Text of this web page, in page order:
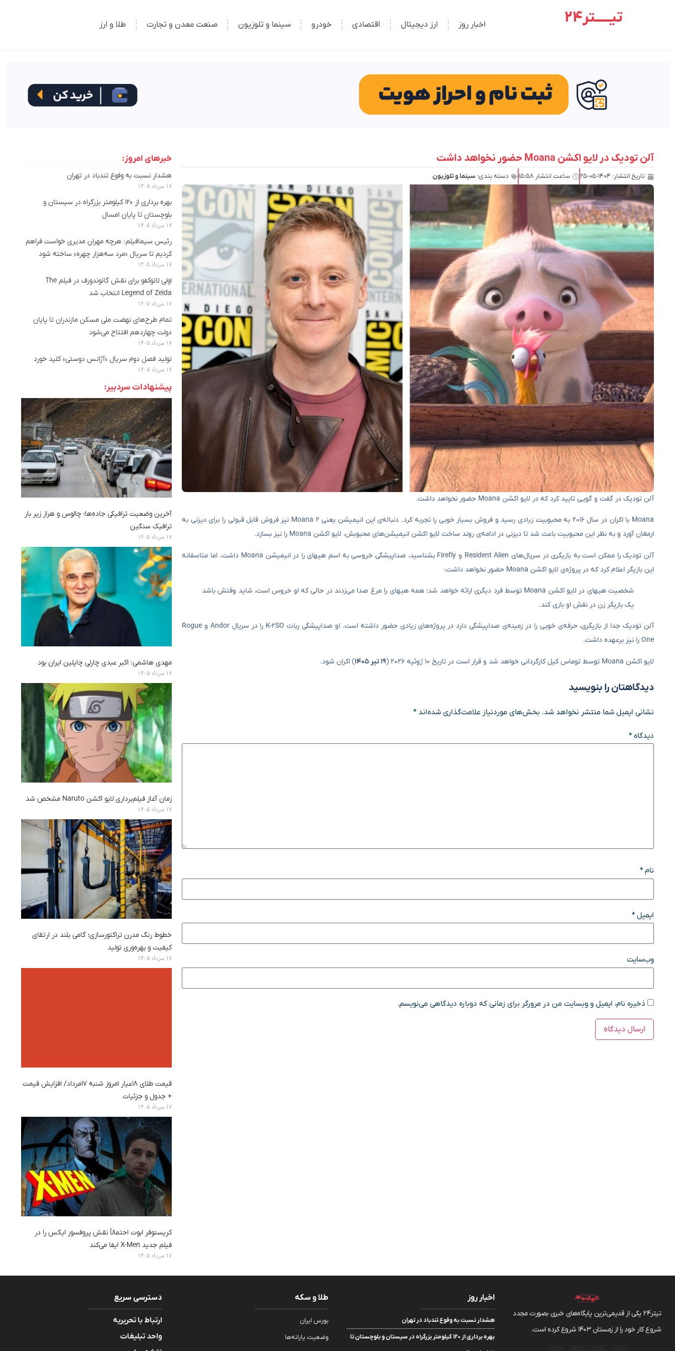
تیـــــتر24 اخبار روز ارز دیجیتال اقتصادی خودرو سینما و تلوزیون صنعت معدن و تجارت طلا و ارز
آلن تودیک در لایو اکشن Moana حضور نخواهد داشت
تاریخ انتشار: ۱۴۰۴-۰۵-۲۵ ساعت انتشار ۱۵:۵۸ دسته بندی: سینما و تلوزیون
آلن تودیک در گفت و گویی تایید کرد که در لایو اکشن Moana حضور نخواهد داشت.
Moana با اکران در سال ۲۰۱۶ به محبوبیت زیادی رسید و فروش بسیار خوبی را تجربه کرد. دنباله‌ی این انیمیشن یعنی Moana 2 نیز فروش قابل قبولی را برای دیزنی به
ارمغان آورد و به نظر این محبوبیت باعث شد تا دیزنی در ادامه‌ی روند ساخت لایو اکشن انیمیشن‌های محبوبش، لایو اکشن Moana را نیز بسازد.
آلن تودیک را ممکن است به بازیگری در سریال‌های Resident Alien و Firefly بشناسید، صداپیشگی خروسی به اسم هیهای را در انیمیشن Moana داشت. اما متاسفانه
این بازیگر اعلام کرد که در پروژه‌ی لایو اکشن Moana حضور نخواهد داشت:
شخصیت هیهای در لایو اکشن Moana توسط فرد دیگری ارائه خواهد شد؛ همه هیهای را مرغ صدا می‌زدند در حالی که او خروس است، شاید وقتش باشد
یک بازیگر زن در نقش او بازی کند.
آلن تودیک جدا از بازیگری، حرفه‌ی خوبی را در زمینه‌ی صداپیشگی دارد در پروژه‌های زیادی حضور داشته است. او صداپیشگی ربات K-2SO را در سریال Andor و Rogue
One را نیز برعهده داشت.
لایو اکشن Moana توسط توماس کیل کارگردانی خواهد شد و قرار است در تاریخ ۱۰ ژوئیه ۲۰۲۶ ( ۱۹ تیر ۱۴۰۵ ) اکران شود.
دیدگاهتان را بنویسید
نشانی ایمیل شما منتشر نخواهد شد. بخش‌های موردنیاز علامت‌گذاری شده‌اند*
دیدگاه*
نام*
ایمیل*
وب‌سایت
ذخیره نام، ایمیل و وبسایت من در مرورگر برای زمانی که دوباره دیدگاهی می‌نویسم.
خبرهای امروز:
هشدار نسبت به وفوع تندباد در تهران
۱۷ مرداد ۱۴۰۵
بهره برداری از ۱۲۰ کیلومتر بزرگراه در سیستان و
بلوچستان تا پایان امسال
۱۷ مرداد ۱۴۰۵
رئیس سیمافیلم: هرچه مهران مدیری خواست فراهم
کردیم تا سریال «مرد سه‌هزار چهره» ساخته شود
۱۷ مرداد ۱۴۰۵
اولی لاتوکفو برای نقش گانوندورف در فیلم The
Legend of Zelda انتخاب شد
۱۷ مرداد ۱۴۰۵
تمام طرح‌های نهضت ملی مسکن مازندران تا پایان
دولت چهاردهم افتتاح می‌شود
۱۷ مرداد ۱۴۰۵
تولید فصل دوم سریال «آژانس دوستی» کلید خورد
۱۷ مرداد ۱۴۰۵
پیشنهادات سردبیر:
آخرین وضعیت ترافیکی جاده‌ها؛ چالوس و هراز زیر بار
ترافیک سنگین
۱۷ مرداد ۱۴۰۵
مهدی هاشمی: اکبر عبدی چارلی چاپلین ایران بود
۱۷ مرداد ۱۴۰۵
زمان آغاز فیلم‌برداری لایو اکشن Naruto مشخص شد
۱۷ مرداد ۱۴۰۵
خطوط رنگ مدرن تراکتورسازی؛ گامی بلند در ارتقای
کیفیت و بهره‌وری تولید
۱۷ مرداد ۱۴۰۵
قیمت طلای ۱۸عیار امروز شنبه ۱۷مرداد/ افزایش قیمت
+ جدول و جزئیات
۱۷ مرداد ۱۴۰۵
کریستوفر ابوت احتمالاً نقش پروفسور ایکس را در
فیلم جدید X-Men ایفا می‌کند
۱۷ مرداد ۱۴۰۵
تیتر24 یکی از قدیمی‌ترین پایگاه‌های خبری بصورت مجدد
شروع کار خود را از زمستان 1403 شروع کرده است.
اخبار روز
هشدار نسبت به وفوع تندباد در تهران
بهره برداری از ۱۲۰ کیلومتر بزرگراه در سیستان و بلوچستان تا
طلا و سکه
بورس ایران
وضعیت یارانه‌ها
دسترسی سریع
ارتباط با تحریریه
واحد تبلیغات